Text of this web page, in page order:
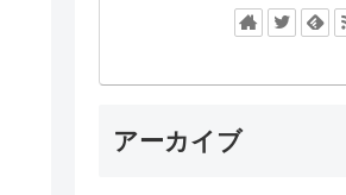
アーカイブ